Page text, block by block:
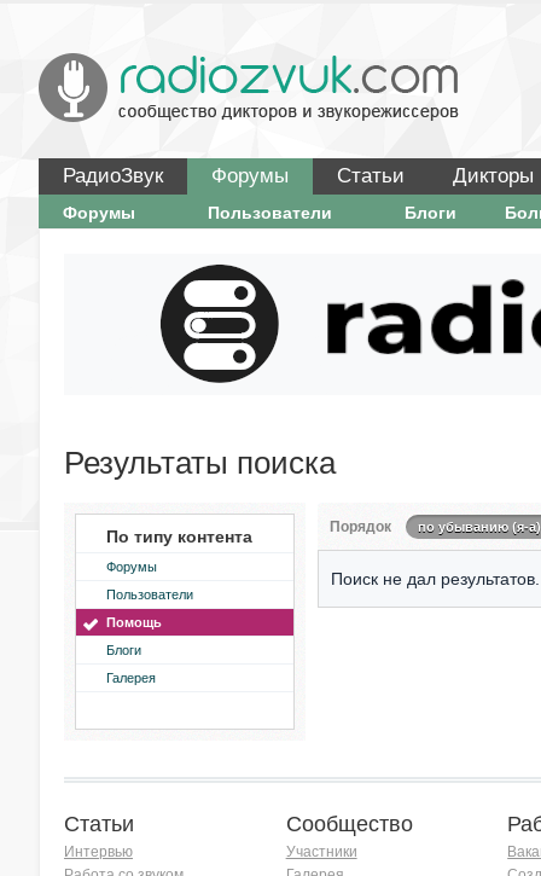
РадиоЗвук Форумы Статьи Дикторы
Форумы Пользователи Блоги
Результаты поиска
По типу контента
Форумы
Пользователи
Помощь
Блоги
Галерея
Порядок по убыванию (я-а)
Поиск не дал результатов.
Статьи
Интервью
Сообщество
Участники